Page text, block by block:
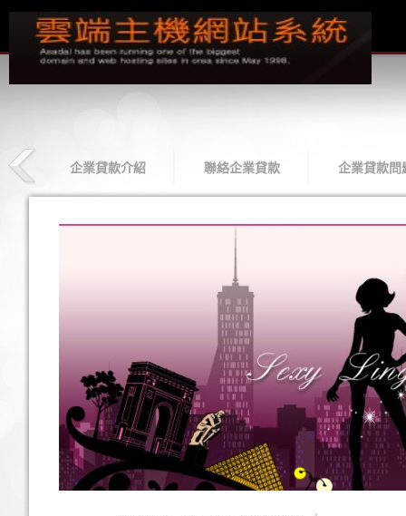
企業貸款介紹 聯絡企業貸款 企業貸款問